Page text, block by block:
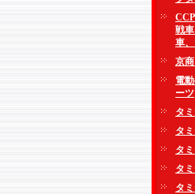
戦
車
京
電
ーツ
タ
タ
タ
タ
タ